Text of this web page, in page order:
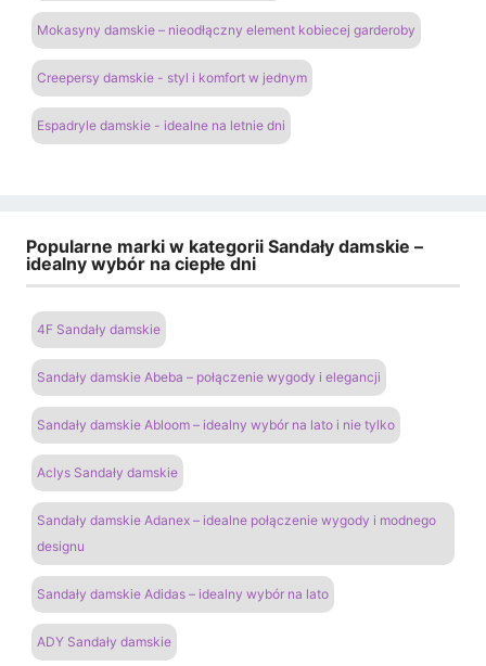
Mokasyny damskie – nieodłączny element kobiecej garderoby
Creepersy damskie - styl i komfort w jednym
Espadryle damskie - idealne na letnie dni
Popularne marki w kategorii Sandały damskie –
idealny wybór na ciepłe dni
4F Sandały damskie
Sandały damskie Abeba – połączenie wygody i elegancji
Sandały damskie Abloom – idealny wybór na lato i nie tylko
Aclys Sandały damskie
Sandały damskie Adanex – idealne połączenie wygody i modnego
designu
Sandały damskie Adidas – idealny wybór na lato
ADY Sandały damskie